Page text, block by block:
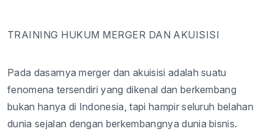
TRAINING HUKUM MERGER DAN AKUISISI
Pada dasarnya merger danakuisisi adalah suatu
fenomena tersendiri yangdikenal dan berkembang
bukan hanya di Indonesia,tapi hampir seluruh belahan
dunia sejalan dengan berkembangnya duniabisnis.